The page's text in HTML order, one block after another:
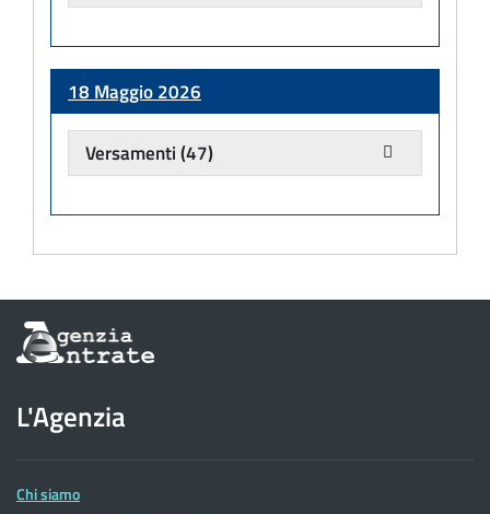
18 Maggio 2026
Versamenti(47)
Informazioni
sul
dell'Agenzia
delle
Entrate
L'Agenzia
Chi siamo